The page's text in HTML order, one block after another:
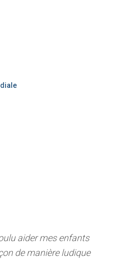
aider mes enfants
de manière ludique